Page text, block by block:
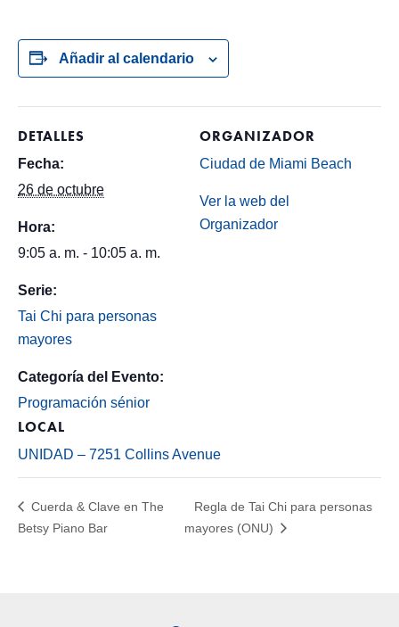
Añadir al calendario
DETALLES
Fecha:
26 de octubre
Hora:
9:05 a. m. - 10:05 a. m.
Serie:
Tai Chi para personas
mayores
Categoría del Evento:
Programación sénior
LOCAL
UNIDAD – 7251 Collins Avenue
ORGANIZADOR
Ciudad de Miami Beach
Ver la web del
Organizador
Cuerda & Clave en The
Betsy Piano Bar
Regla de Tai Chi para personas
mayores (ONU)